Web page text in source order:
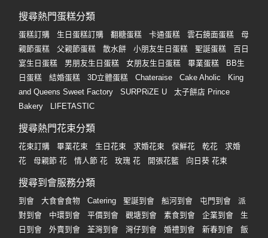
搜尋熱門蛋糕分類
蛋糕訂購 生日蛋糕訂購 翻糖蛋糕 卡通蛋糕 雲石鏡面蛋糕
母
親節蛋糕
父親節蛋糕 散水餅 小朋友生日蛋糕 聖誕蛋糕
百日
宴生日蛋糕
男朋友生日蛋糕 女朋友生日蛋糕 畢業蛋糕
BB生
日蛋糕
結婚蛋糕 3D立體蛋糕 Chateraise Cake Aholic
King
and Queens Sweet Factory
SURPRiZE U
太子餅店 Prince
Bakery
LIFETASTIC
搜尋熱門花束分類
花束訂購 畢業花束 生日花束 求婚花束 保鮮花 乾花
求婚
花
母親節 花 情人節 花 玫瑰 花 開張花籃 向日葵 花束
搜尋到會服務分類
到會 大食會食物 Catering 聖誕到會 船河到會 屯門到會
派
對到會
中環到會 平價到會 觀塘到會 素食到會 企業到會
生
日到會
外賣到會 荃灣到會 灣仔到會 婚禮到會 新春到會
飯